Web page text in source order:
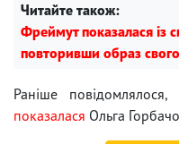
Читайте також:
Фреймут показалася із
повторивши образ свого
Раніше
показалася Ольга